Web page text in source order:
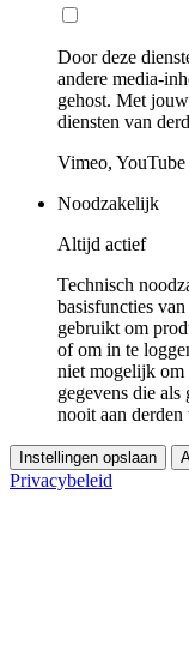
Door deze
andere media-
gehost. Met
diensten van
Vimeo, YouTube
Noodzakelijk
Altijd actief
Technisch
basisfuncties
gebruikt om
of om in te
niet mogelijk om
gegevens die
nooit aan
Instellingen opslaan
Privacybeleid